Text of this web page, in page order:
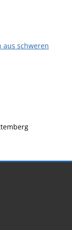
aus schweren